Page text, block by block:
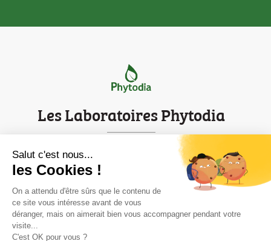
Les Laboratoires Phytodia
Parc d'innovation de Strasbourg
Mentions légales
Contact
Informations
Salut c'est nous...
les Cookies !
On a attendu d'être sûrs que le contenu de
ce site vous intéresse avant de vous
déranger, mais on aimerait bien vous accompagner pendant votre
visite...
C'est OK pour vous ?